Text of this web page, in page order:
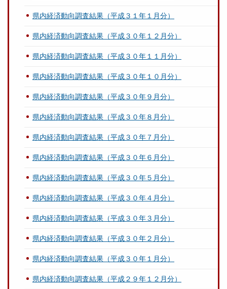
県内経済動向調査結果（平成３１年１月分）
県内経済動向調査結果（平成３０年１２月分）
県内経済動向調査結果（平成３０年１１月分）
県内経済動向調査結果（平成３０年１０月分）
県内経済動向調査結果（平成３０年９月分）
県内経済動向調査結果（平成３０年８月分）
県内経済動向調査結果（平成３０年７月分）
県内経済動向調査結果（平成３０年６月分）
県内経済動向調査結果（平成３０年５月分）
県内経済動向調査結果（平成３０年４月分）
県内経済動向調査結果（平成３０年３月分）
県内経済動向調査結果（平成３０年２月分）
県内経済動向調査結果（平成３０年１月分）
県内経済動向調査結果（平成２９年１２月分）